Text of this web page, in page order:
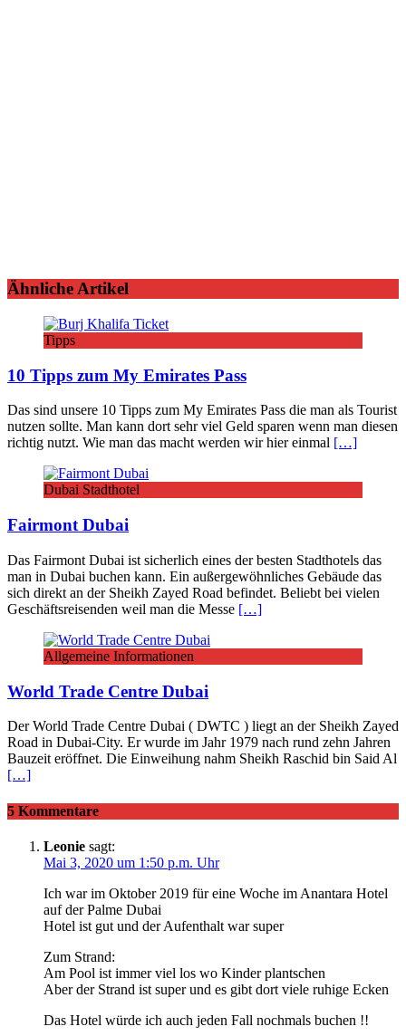
Ähnliche Artikel
Tipps
10 Tipps zum My Emirates Pass
Das sind unsere 10 Tipps zum My Emirates Pass die man als Tourist
nutzen sollte. Man kann dort sehr viel Geld sparen wenn man diesen
richtig nutzt. Wie man das macht werden wir hier einmal […]
Dubai Stadthotel
Fairmont Dubai
Das Fairmont Dubai ist sicherlich eines der besten Stadthotels das
man in Dubai buchen kann. Ein außergewöhnliches Gebäude das
sich direkt an der Sheikh Zayed Road befindet. Beliebt bei vielen
Geschäftsreisenden weil man die Messe […]
Allgemeine Informationen
World Trade Centre Dubai
Der World Trade Centre Dubai ( DWTC ) liegt an der Sheikh Zayed
Road in Dubai-City. Er wurde im Jahr 1979 nach rund zehn Jahren
Bauzeit eröffnet. Die Einweihung nahm Sheikh Raschid bin Said Al
[…]
5 Kommentare
Leonie sagt:
Mai 3, 2020 um 1:50 p.m. Uhr
Ich war im Oktober 2019 für eine Woche im Anantara Hotel
auf der Palme Dubai
Hotel ist gut und der Aufenthalt war super
Zum Strand:
Am Pool ist immer viel los wo Kinder plantschen
Aber der Strand ist super und es gibt dort viele ruhige Ecken
Das Hotel würde ich auch jeden Fall nochmals buchen !!